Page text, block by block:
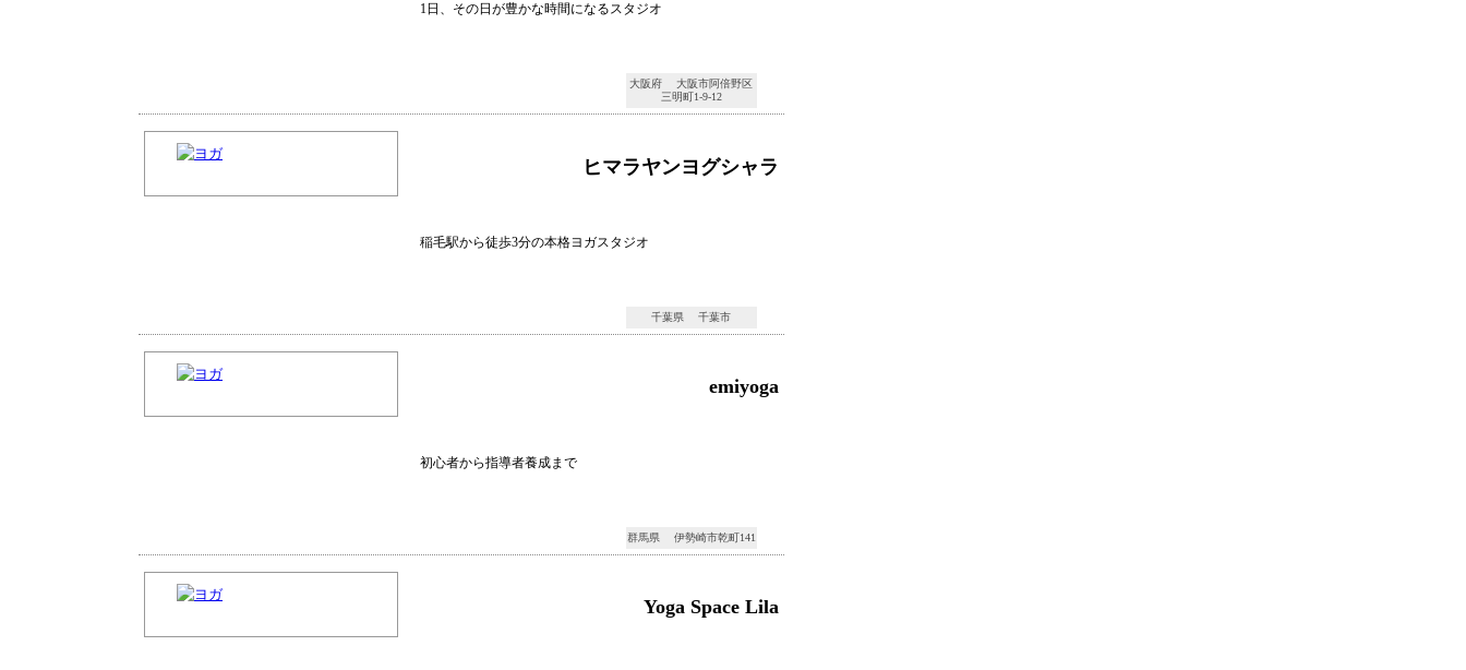
1日、その日が豊かな時間になるスタジオ
大阪府 大阪市阿倍野区
三明町1-9-12
ヒマラヤンヨグシャラ
稲毛駅から徒歩3分の本格ヨガスタジオ
千葉県 千葉市
emiyoga
初心者から指導者養成まで
群馬県 伊勢崎市乾町141
Yoga Space Lila